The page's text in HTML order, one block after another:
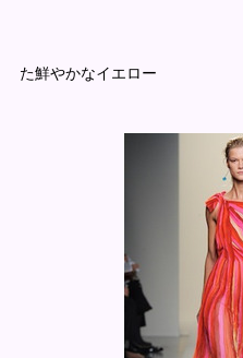
ランウェ
た鮮やかなイエロー